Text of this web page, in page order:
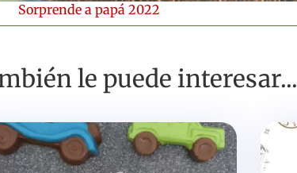
Sorprende a papá 2022
le puede interesar...